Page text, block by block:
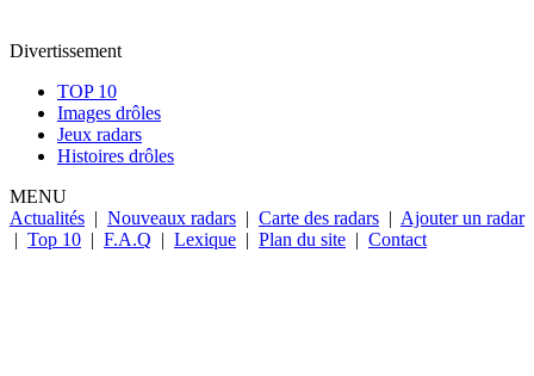
Divertissement
TOP 10
Images drôles
Jeux radars
Histoires drôles
MENU
Actualités | Nouveaux radars | Carte des radars | Ajouter un radar
| Top 10 | F.A.Q | Lexique | Plan du site | Contact